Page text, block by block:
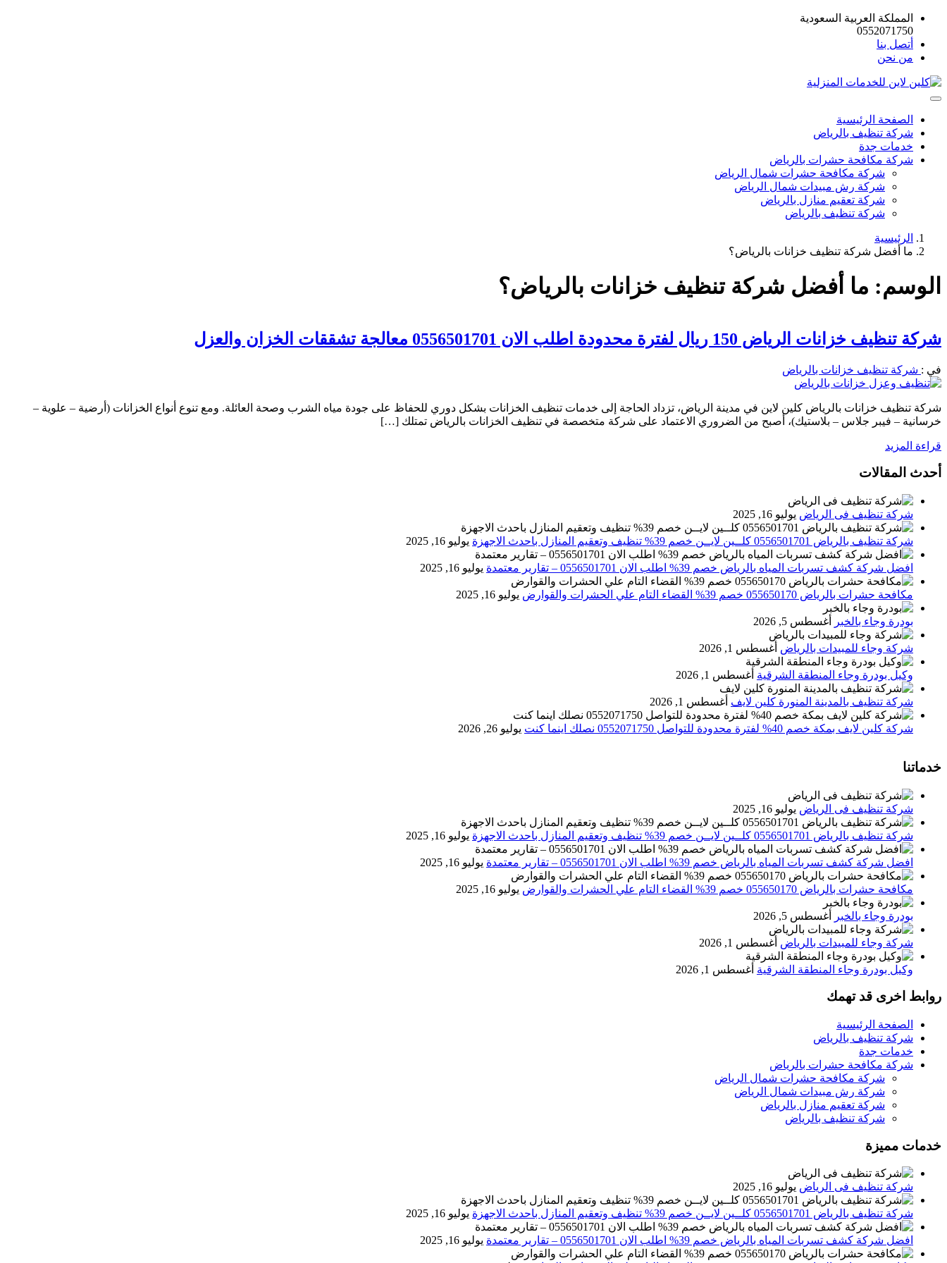
المملكة العربية السعودية
0552071750
أتصل بنا
من نحن
الصفحة الرئيسية
شركة تنظيف بالرياض
خدمات جدة
شركة مكافحة حشرات بالرياض
شركة مكافحة حشرات شمال الرياض
شركة رش مبيدات شمال الرياض
شركة تعقيم منازل بالرياض
شركة تنظيف بالرياض
الرئيسية
ما أفضل شركة تنظيف خزانات بالرياض؟
الوسم: ما أفضل شركة تنظيف خزانات بالرياض؟
شركة تنظيف خزانات الرياض 150 ريال لفترة محدودة اطلب الان 0556501701 معالجة تشققات الخزان والعزل
في : شركة تنظيف خزانات بالرياض
شركة تنظيف خزانات بالرياض كلين لاين في مدينة الرياض، تزداد الحاجة إلى خدمات تنظيف الخزانات بشكل دوري للحفاظ على جودة مياه الشرب وصحة العائلة. ومع تنوع أنواع الخزانات (أرضية – علوية –
خرسانية – فيبر جلاس – بلاستيك)، أصبح من الضروري الاعتماد على شركة متخصصة في تنظيف الخزانات بالرياض تمتلك […]
قراءة المزيد
أحدث المقالات
شركة تنظيف فى الرياض يوليو 16, 2025
شركة تنظيف بالرياض 0556501701 كلــين لايــن خصم 39% تنظيف وتعقيم المنازل باحدث الاجهزة يوليو 16, 2025
افضل شركة كشف تسربات المياه بالرياض خصم 39% اطلب الان 0556501701‬‏ – تقارير معتمدة يوليو 16, 2025
مكافحة حشرات بالرياض 055650170 خصم 39% القضاء التام علي الحشرات والقوارض يوليو 16, 2025
بودرة وجاء بالخبر أغسطس 5, 2026
شركة وجاء للمبيدات بالرياض أغسطس 1, 2026
وكيل بودرة وجاء المنطقة الشرقية أغسطس 1, 2026
شركة تنظيف بالمدينة المنورة كلين لايف أغسطس 1, 2026
شركة كلين لايف بمكة خصم 40% لفترة محدودة للتواصل 0552071750 نصلك اينما كنت يوليو 26, 2026
خدماتنا
شركة تنظيف فى الرياض يوليو 16, 2025
شركة تنظيف بالرياض 0556501701 كلــين لايــن خصم 39% تنظيف وتعقيم المنازل باحدث الاجهزة يوليو 16, 2025
افضل شركة كشف تسربات المياه بالرياض خصم 39% اطلب الان 0556501701‬‏ – تقارير معتمدة يوليو 16, 2025
مكافحة حشرات بالرياض 055650170 خصم 39% القضاء التام علي الحشرات والقوارض يوليو 16, 2025
بودرة وجاء بالخبر أغسطس 5, 2026
شركة وجاء للمبيدات بالرياض أغسطس 1, 2026
وكيل بودرة وجاء المنطقة الشرقية أغسطس 1, 2026
روابط اخرى قد تهمك
الصفحة الرئيسية
شركة تنظيف بالرياض
خدمات جدة
شركة مكافحة حشرات بالرياض
شركة مكافحة حشرات شمال الرياض
شركة رش مبيدات شمال الرياض
شركة تعقيم منازل بالرياض
شركة تنظيف بالرياض
خدمات مميزة
شركة تنظيف فى الرياض يوليو 16, 2025
شركة تنظيف بالرياض 0556501701 كلــين لايــن خصم 39% تنظيف وتعقيم المنازل باحدث الاجهزة يوليو 16, 2025
افضل شركة كشف تسربات المياه بالرياض خصم 39% اطلب الان 0556501701‬‏ – تقارير معتمدة يوليو 16, 2025